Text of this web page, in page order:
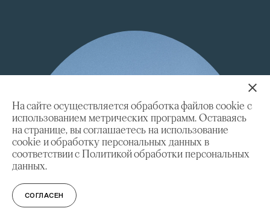
На сайте осуществляется обработка файлов cookie с
использованием метрических программ. Оставаясь
на странице, вы соглашаетесь на использование
cookie и обработку персональных данных в
соответствии с Политикой обработки персональных
данных.
СОГЛАСЕН